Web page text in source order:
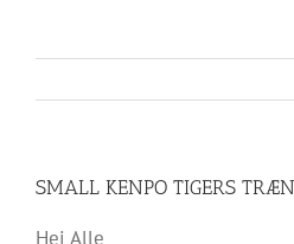
SMALL KENPO TIGERS
Hej Alle